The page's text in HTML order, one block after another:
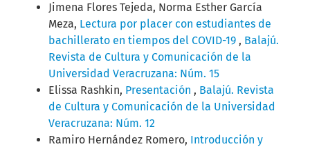
Jimena Flores Tejeda, Norma Esther García
Meza, Lectura por placer con estudiantes de
bachillerato en tiempos del COVID-19 , Balajú.
Revista de Cultura y Comunicación de la
Universidad Veracruzana: Núm. 15
Elissa Rashkin, Presentación , Balajú. Revista
de Cultura y Comunicación de la Universidad
Veracruzana: Núm. 12
Ramiro Hernández Romero, Introducción y